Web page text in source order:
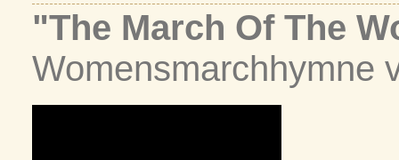
"The March Of The
Womensmarchhymne